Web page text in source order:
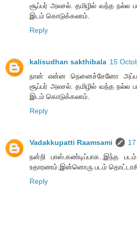
சூப்பர் அலசல். தமிழில் வந்த நல்ல
இடம் கொடுக்கலாம்.
Reply
kalisudhan sakthibala 15
நான் என்ன நெனைச்சேனோ
சூப்பர் அலசல். தமிழில் வந்த நல்ல
இடம் கொடுக்கலாம்.
Reply
Vadakkupatti Raamsami
நன்றி பாஸ்.கண்டிப்பாக..இந்த படம்
உதாரணம்.இன்னொரு படம்
Reply